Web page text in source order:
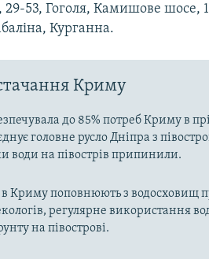
53, Гоголя, Камишове шосе,
Курганна.
Криму
до 85% потреб Криму в
головне русло Дніпра з
води на півострів припинили.
в Криму поповнюють з водосховищ
регулярне використання
на півострові.